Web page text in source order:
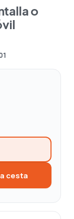
o
cesta